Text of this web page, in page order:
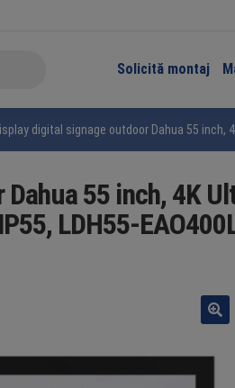
Solicită montaj
digital signage outdoor Dahua 55 inch,
55 inch, 4K
IP55, LDH55-